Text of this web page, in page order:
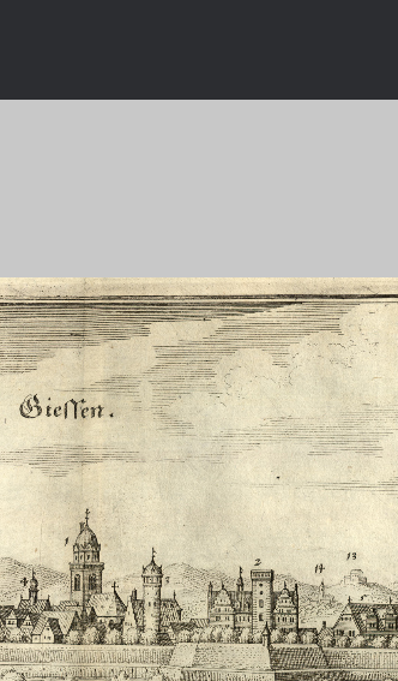
THE RHINE FROM BASEL TO KOBLENZ
Entirely new depiction of the Rhine river
1794
Details of the historical map
French-German history alongside the
Rhine
Chronologie der deutsch-französischen
Geschichte